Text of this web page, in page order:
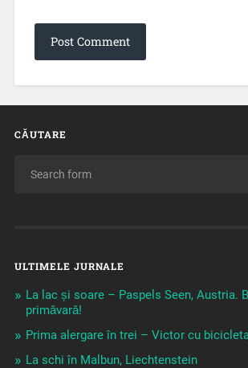
CĂUTARE
ULTIMELE JURNALE
La lac și soare – Paspels Seen, Austria.
primăvară!
Prima alergare în trei – Victor cu
La schi în Malbun, Liechtenstein